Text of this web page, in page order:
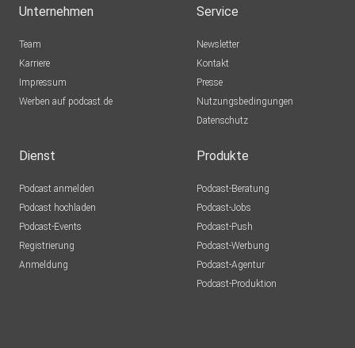
Unternehmen
Team
Karriere
Impressum
Werben auf podcast.de
Service
Newsletter
Kontakt
Presse
Nutzungsbedingungen
Datenschutz
Dienst
Podcast anmelden
Podcast hochladen
Podcast-Events
Registrierung
Anmeldung
Produkte
Podcast-Beratung
Podcast-Jobs
Podcast-Push
Podcast-Werbung
Podcast-Agentur
Podcast-Produktion